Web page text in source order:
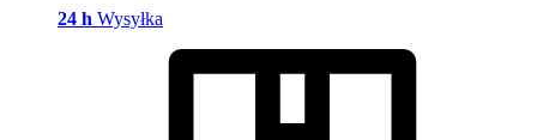
24 h Wysyłka